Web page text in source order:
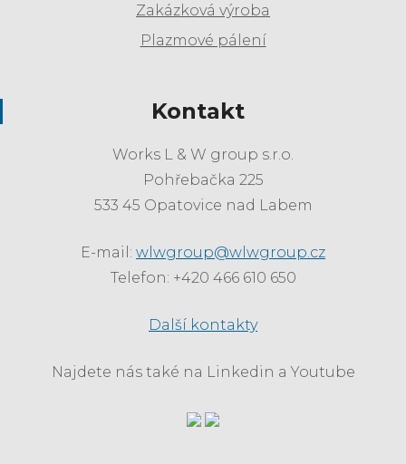
Zakázková výroba
Plazmové pálení
Kontakt
Works L & W group s.r.o.
Pohřebačka 225
533 45 Opatovice nad Labem
E-mail: wlwgroup@wlwgroup.cz
Telefon: +420 466 610 650
Další kontakty
Najdete nás také na Linkedin a Youtube